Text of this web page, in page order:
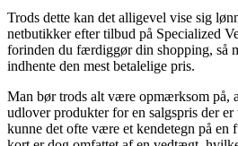
Trods dette kan det alligevel vise sig
netbutikker efter tilbud på Specialized
forinden du færdiggør din shopping, så
indhente den mest betalelige pris.
Man bør trods alt være opmærksom på,
udlover produkter for en salgspris der er
kunne det ofte være et kendetegn på en